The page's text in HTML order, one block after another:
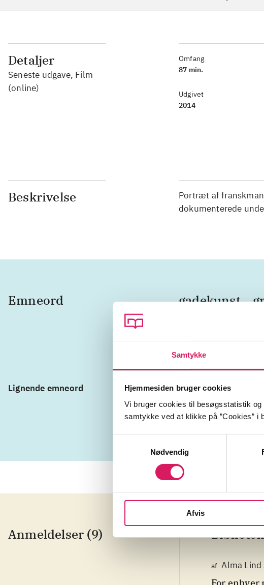
Samtykke
Hjemmesiden bruger cookies
Vi bruger cookies til besøgsstatistik
samtykke ved at klikke på ”Cookies” i
Nødvendig
Afvis
Detaljer
Seneste udgave, Film
(online)
Omfang
87 min.
Udgivet
2014
Beskrivelse
Portræt af
dokumenterede
Emneord gadekunst
Lignende emneord ungdomskultur
engelsk kunst
Anmeldelser (9)
af Alma Lind